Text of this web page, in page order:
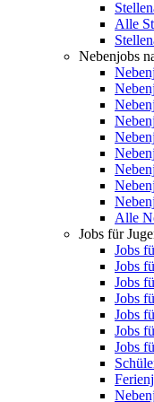
Alle
Nebenjobs
Alle
Jobs für
Jobs
Jobs
Jobs
Jobs
Jobs
Jobs
Jobs